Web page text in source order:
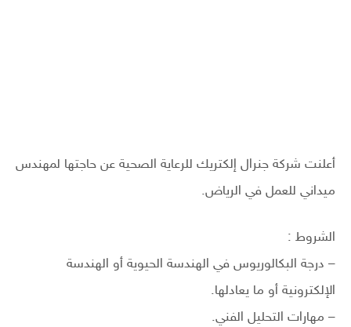
أعلنت شركة جنرال إلكتريك للرعاية الصحية عن حاجتها لمهندس
ميداني للعمل في الرياض.
الشروط :
– درجة البكالوريوس في الهندسة الحيوية أو الهندسة
الإلكترونية أو ما يعادلها.
– مهارات التحليل الفني.